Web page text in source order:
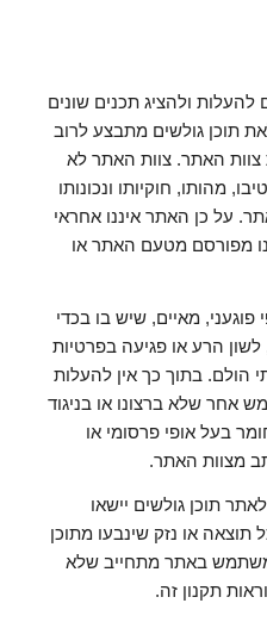
ולהציג תכנים שונים
תוכן גולשים מתבצע לרוב
צוות האתר. צוות האתר לא
מהותו, חוקיותו ונכונותו
על כן האתר איננו אחראי
מפורסם מטעם האתר או
מאיים, שיש בו בכדי
הרע או פגיעה בפרטיות
הולם. בתוך כך אין להעלות
אחר שלא ברצונו או בניגוד
בעל אופי פרסומי או
מצוות האתר.
תוכן גולשים יישאו
או נזק שינבעו מתוכן
משתמש באתר מתחייב שלא
תקנון זה.